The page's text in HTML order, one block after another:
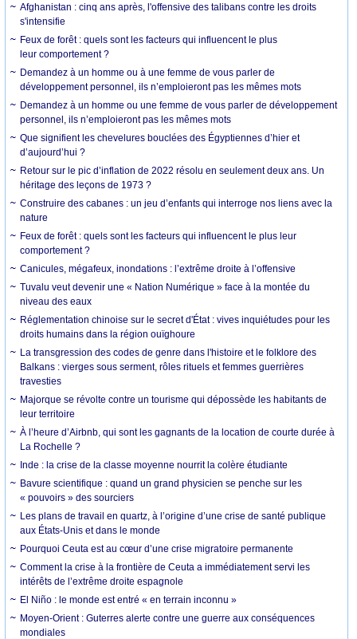
Afghanistan : cinq ans après, l'offensive des talibans contre les droits
s'intensifie
Feux de forêt : quels sont les facteurs qui influencent le plus
leur comportement ?
Demandez à un homme ou à une femme de vous parler de
développement personnel, ils n’emploieront pas les mêmes mots
Demandez à un homme ou une femme de vous parler de développement
personnel, ils n’emploieront pas les mêmes mots
Que signifient les chevelures bouclées des Égyptiennes d’hier et
d’aujourd’hui ?
Retour sur le pic d’inflation de 2022 résolu en seulement deux ans. Un
héritage des leçons de 1973 ?
Construire des cabanes : un jeu d’enfants qui interroge nos liens avec la
nature
Feux de forêt : quels sont les facteurs qui influencent le plus leur
comportement ?
Canicules, mégafeux, inondations : l’extrême droite à l’offensive
Tuvalu veut devenir une « Nation Numérique » face à la montée du
niveau des eaux
Réglementation chinoise sur le secret d'État : vives inquiétudes pour les
droits humains dans la région ouïghoure
La transgression des codes de genre dans l'histoire et le folklore des
Balkans : vierges sous serment, rôles rituels et femmes guerrières
travesties
Majorque se révolte contre un tourisme qui dépossède les habitants de
leur territoire
À l’heure d’Airbnb, qui sont les gagnants de la location de courte durée à
La Rochelle ?
Inde : la crise de la classe moyenne nourrit la colère étudiante
Bavure scientifique : quand un grand physicien se penche sur les
« pouvoirs » des sourciers
Les plans de travail en quartz, à l’origine d’une crise de santé publique
aux États-Unis et dans le monde
Pourquoi Ceuta est au cœur d’une crise migratoire permanente
Comment la crise à la frontière de Ceuta a immédiatement servi les
intérêts de l’extrême droite espagnole
El Niño : le monde est entré « en terrain inconnu »
Moyen-Orient : Guterres alerte contre une guerre aux conséquences
mondiales